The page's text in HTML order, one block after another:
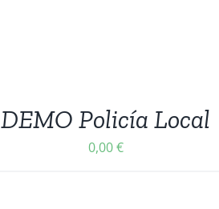
DEMO Policía Local
0,00€